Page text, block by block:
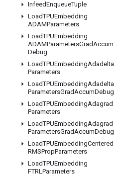
InfeedEnqueueTuple
LoadTPUEmbedding
ADAMParameters
LoadTPUEmbedding
ADAMParametersGradAccum
Debug
LoadTPUEmbeddingAdadelta
Parameters
LoadTPUEmbeddingAdadelta
ParametersGradAccumDebug
LoadTPUEmbeddingAdagrad
Parameters
LoadTPUEmbeddingAdagrad
ParametersGradAccumDebug
LoadTPUEmbeddingCentered
RMSPropParameters
LoadTPUEmbedding
FTRLParameters